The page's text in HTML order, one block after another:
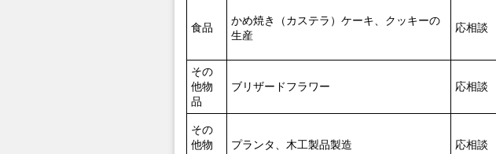
食品
かめ焼き（カステラ）ケーキ、クッキーの
生産
応相談
その
他物
品
ブリザードフラワー 応相談
その
他物
プランタ、木工製品製造 応相談